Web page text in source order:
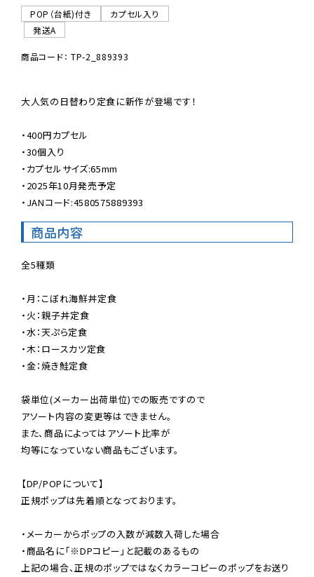
POP（台紙)付き
カプセル入り
発送A
商品コード： TP-2_889393
大人気の日替わり定食に新作が登場です！
・400円カプセル
・30個入り
・カプセルサイズ:65mm
・2025年10月発売予定
・JANコード:4580575889393
商品内容
全5種類
・月：こぼれ海鮮丼定食
・火：親子丼定食
・水：天ぷら定食
・木：ロースカツ定食
・金：焼き鮭定食
袋単位(メーカー出荷単位)での販売ですので
アソート内容の変更等はできません。
また、商品によってはアソート比率が
均等になっていない商品もございます。
【DP/POPについて】
正規ポップは先着順となっております。
・メーカーからポップの入数が減数入荷した場合
・商品名に「※DPコピー」と記載のあるもの
上記の場合、正規のポップではなくカラーコピーのポップをお送り